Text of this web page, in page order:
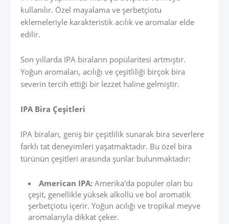
kullanılır. Özel mayalama ve şerbetçiotu
eklemeleriyle karakteristik acılık ve aromalar elde
edilir.
Son yıllarda IPA biraların popülaritesi artmıştır.
Yoğun aromaları, acılığı ve çeşitliliği birçok bira
severin tercih ettiği bir lezzet haline gelmiştir.
IPA Bira Çeşitleri
IPA biraları, geniş bir çeşitlilik sunarak bira severlere
farklı tat deneyimleri yaşatmaktadır. Bu özel bira
türünün çeşitleri arasında şunlar bulunmaktadır:
American IPA: Amerika'da popüler olan bu
çeşit, genellikle yüksek alkollü ve bol aromatik
şerbetçiotu içerir. Yoğun acılığı ve tropikal meyve
aromalarıyla dikkat çeker.